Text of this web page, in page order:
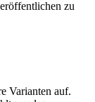
zu
Varianten auf.